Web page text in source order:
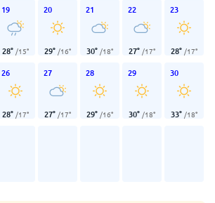
19
28° /15°
20
29° /16°
21
30° /18°
22
27° /17°
23
28° /17°
26
28° /17°
27
27° /17°
28
29° /16°
29
30° /18°
30
33° /18°